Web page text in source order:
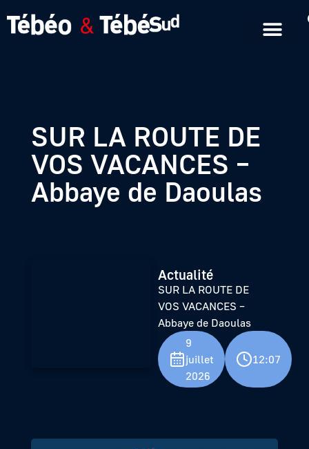
SUR LA ROUTE DE
VOS VACANCES –
Abbaye de Daoulas
Actualité
SUR LA ROUTE DE
VOS VACANCES –
Abbaye de Daoulas
9
juillet
2026
12:07